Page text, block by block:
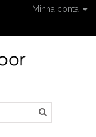
Minha conta